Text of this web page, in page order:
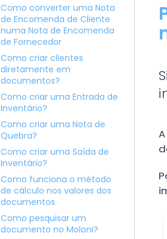
Como converter uma Nota
de Encomenda de Cliente
numa Nota de Encomenda
de Fornecedor
Como criar clientes
diretamente em
documentos?
Como criar uma Entrada de
Inventário?
Como criar uma Nota de
Quebra?
Como criar uma Saída de
Inventário?
Como funciona o método
de cálculo nos valores dos
documentos
Como pesquisar um
documento no Moloni?